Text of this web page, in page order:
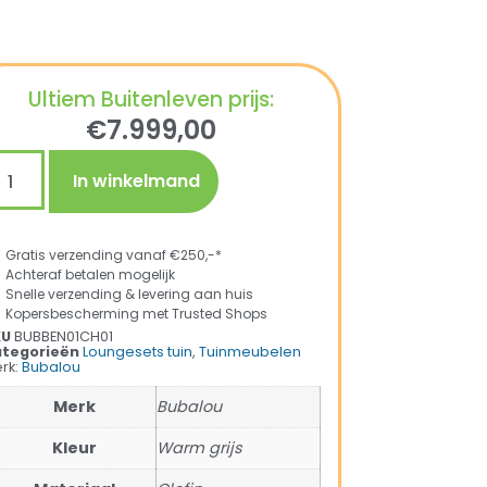
Ultiem Buitenleven prijs:
€7.999,00
In winkelmand
Gratis verzending vanaf €250,-*
Achteraf betalen mogelijk
Snelle verzending & levering aan huis
Kopersbescherming met Trusted Shops
BUBBEN01CH01
Loungesets tuin, Tuinmeubelen
Bubalou
Merk
Bubalou
Kleur
Warm grijs